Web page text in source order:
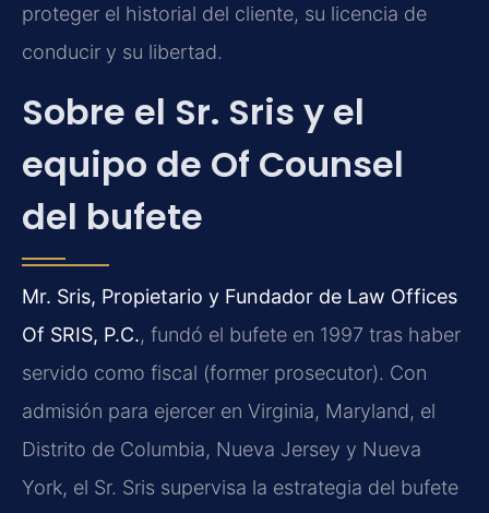
proteger el historial del cliente, su licencia de
conducir y su libertad.
Sobre el Sr. Sris y el
equipo de Of Counsel
del bufete
Mr. Sris, Propietario y Fundador de Law Offices
Of SRIS, P.C., fundó el bufete en 1997 tras haber
servido como fiscal (former prosecutor). Con
admisión para ejercer en Virginia, Maryland, el
Distrito de Columbia, Nueva Jersey y Nueva
York, el Sr. Sris supervisa la estrategia del bufete